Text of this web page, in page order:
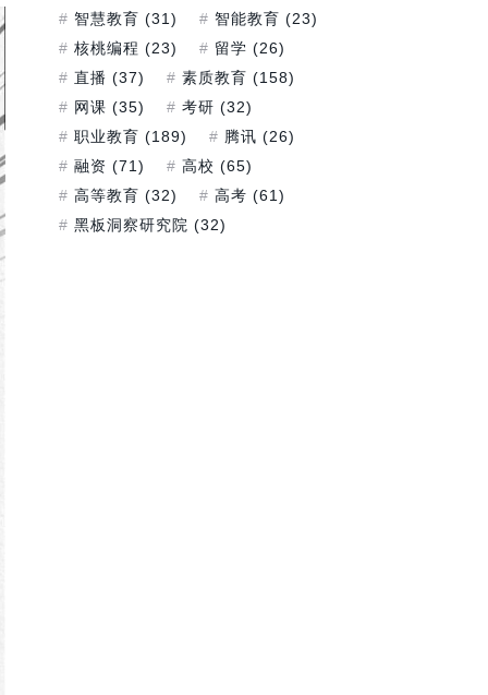
智慧教育 (31) 智能教育 (23)
核桃编程 (23) 留学 (26)
直播 (37) 素质教育 (158)
网课 (35) 考研 (32)
职业教育 (189) 腾讯 (26)
融资 (71) 高校 (65)
高等教育 (32) 高考 (61)
黑板洞察研究院 (32)